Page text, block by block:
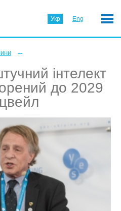
Укр Eng
←
інтелект
до 2029